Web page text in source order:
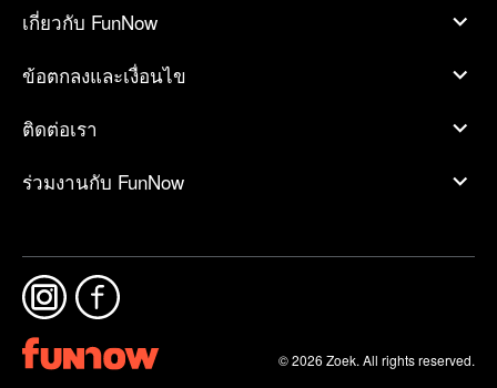
เกี่ยวกับ FunNow
ข้อตกลงและเงื่อนไข
ติดต่อเรา
ร่วมงานกับ FunNow
© 2026 Zoek. All rights reserved.